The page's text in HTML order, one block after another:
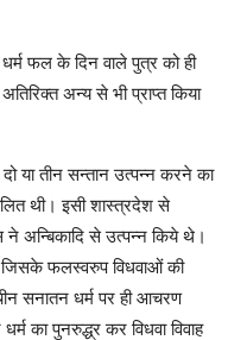
फल के दिन वाले पुत्र को ही
अन्य से भी प्राप्त किया
या तीन सन्तान उत्पन्न करने का
थी। इसी शास्त्रदेश से
ने अन्बिकादि से उत्पन्न किये थे।
जिसके फलस्वरुप विधवाओं की
सनातन धर्म पर ही आचरण
का पुनरुद्ध्र कर विधवा विवाह